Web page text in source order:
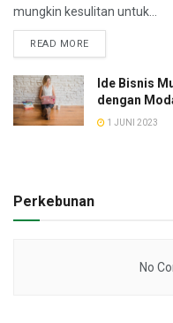
mungkin kesulitan untuk...
READ MORE
Ide Bisnis
dengan
1 JUNI 2023
Perkebunan
No